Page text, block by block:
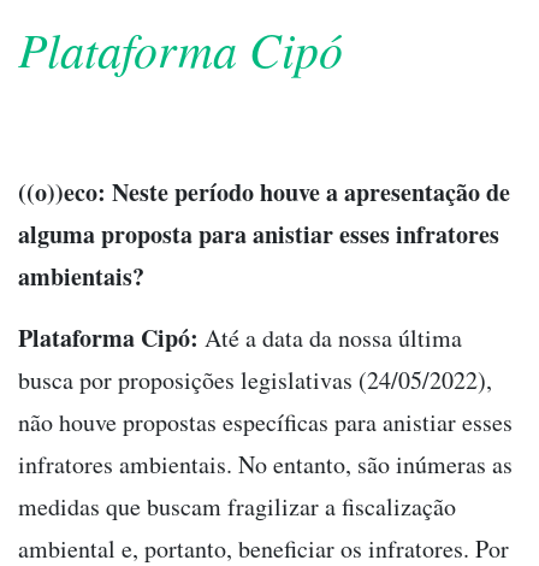
Plataforma Cipó
((o))eco: Neste período houve a apresentação de
alguma proposta para anistiar esses infratores
ambientais?
Plataforma Cipó: Até a data da nossa última
busca por proposições legislativas (24/05/2022),
não houve propostas específicas para anistiar esses
infratores ambientais. No entanto, são inúmeras as
medidas que buscam fragilizar a fiscalização
ambiental e, portanto, beneficiar os infratores. Por